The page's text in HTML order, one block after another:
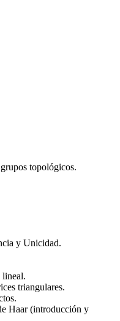
topológicos.
y Unicidad.
lineal.
triangulares.
Haar (introducción y